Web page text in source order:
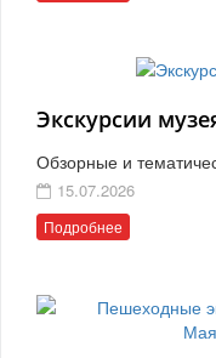
Экскурсии
Обзорные и
15.07.2026
Подробнее